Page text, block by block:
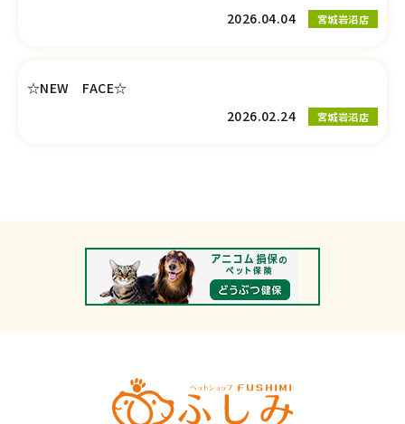
2026.04.04
宮城岩沼店
☆NEW FACE☆
2026.02.24
宮城岩沼店